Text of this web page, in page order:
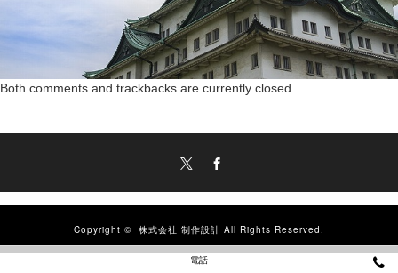
Both comments and trackbacks are currently closed.
Copyright © 株式会社 制作設計 All Rights Reserved.
電話